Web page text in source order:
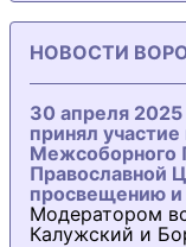
НОВОСТИ
30 апреля
принял
Межсоборного
Православной
просвещению и
Модератором
Калужский и